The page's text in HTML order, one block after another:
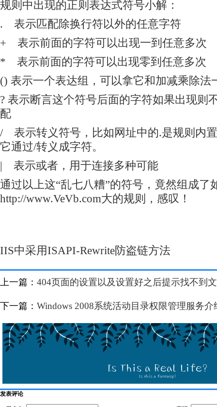
规则中出现的正则表达式符号小解：
. 表示匹配除换行符以外的任意字符
+ 表示前面的字符可以出现一到任意多次
* 表示前面的字符可以出现零到任意多次
() 表示一个表达组，可以拿它和加减乘除法
? 表示断言这个符号后面的字符如果出现则
配
/ 表示转义符号，比如网址中的.是规则内
它通过/转义成字符。
| 表示或者，用于连接多种可能
通过以上这“乱七八糟”的符号，竟然组成了
http://www.VeVb.com大的规则，感叹！
IIS中采用ISAPI-Rewrite防盗链方法
上一篇： 404页面的设置以及设置好之后提示找不到
下一篇： Windows 2008系统活动目录权限管理服务介
发表评论